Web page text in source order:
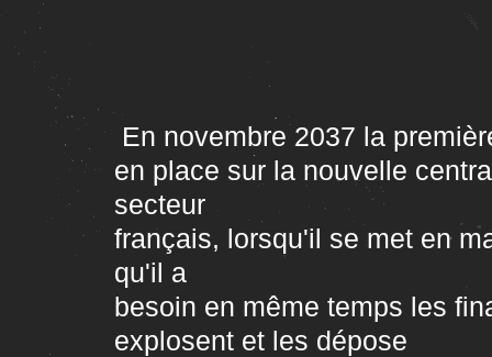
En novembre 2037 la
en place sur la nouvelle
secteur
français, lorsqu'il se met en
qu'il a
besoin en même temps les
explosent et les dépose